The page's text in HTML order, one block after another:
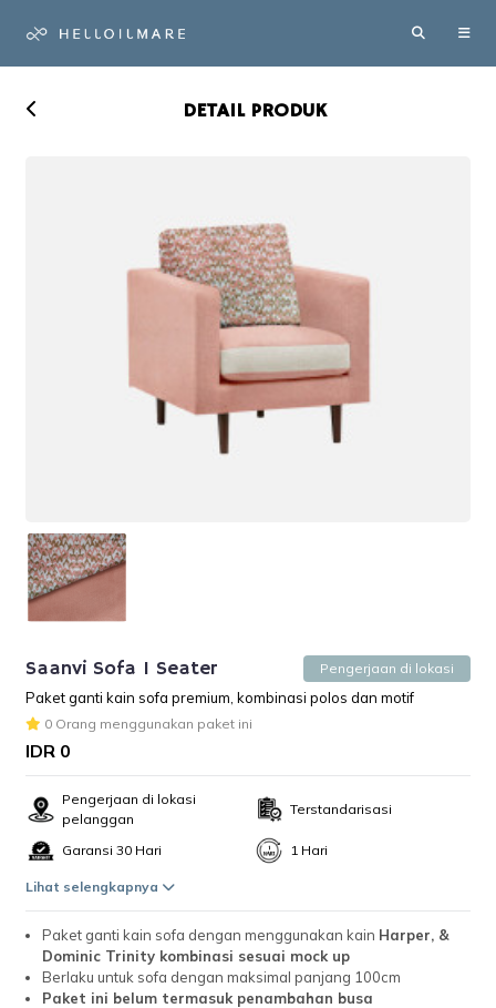
DETAIL PRODUK
Saanvi Sofa 1 Seater Pengerjaan di lokasi
Paket ganti kain sofa premium, kombinasi polos dan motif
0 Orang menggunakan paket ini
IDR 0
Pengerjaan di lokasi
pelanggan
Terstandarisasi
Garansi 30 Hari 1 Hari
Lihat selengkapnya
Paket ganti kain sofa dengan menggunakan kain Harper, &
Dominic Trinity kombinasi sesuai mock up
Berlaku untuk sofa dengan maksimal panjang 100cm
Paket ini belum termasuk penambahan busa